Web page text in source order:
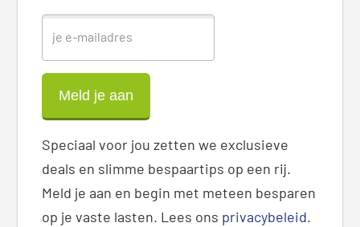
Speciaal voor jou zetten we exclusieve
deals en slimme bespaartips op een rij.
Meld je aan en begin met meteen besparen
op je vaste lasten. Lees ons privacybeleid.